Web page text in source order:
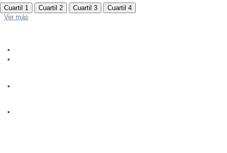
Cuartil 1 Cuartil 2 Cuartil 3
Cuartil 4
Ver más